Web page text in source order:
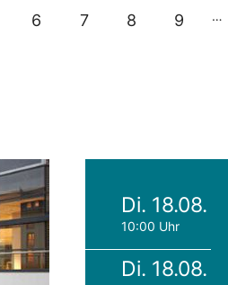
6 7 8 9 …
Di. 18.08.
10:00 Uhr
Di. 18.08.